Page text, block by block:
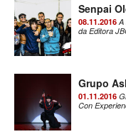
Senpai
08.11.2016 A
da Editora
Grupo
01.11.2016
Con